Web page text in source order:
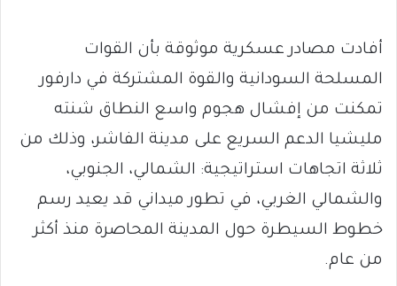
أفادت مصادر عسكرية موثوقة بأن القوات
المسلحة السودانية والقوة المشتركة في دارفور
تمكنت من إفشال هجوم واسع النطاق شنته
مليشيا الدعم السريع على مدينة الفاشر، وذلك من
ثلاثة اتجاهات استراتيجية: الشمالي، الجنوبي،
والشمالي الغربي، في تطور ميداني قد يعيد رسم
خطوط السيطرة حول المدينة المحاصرة منذ أكثر
من عام.